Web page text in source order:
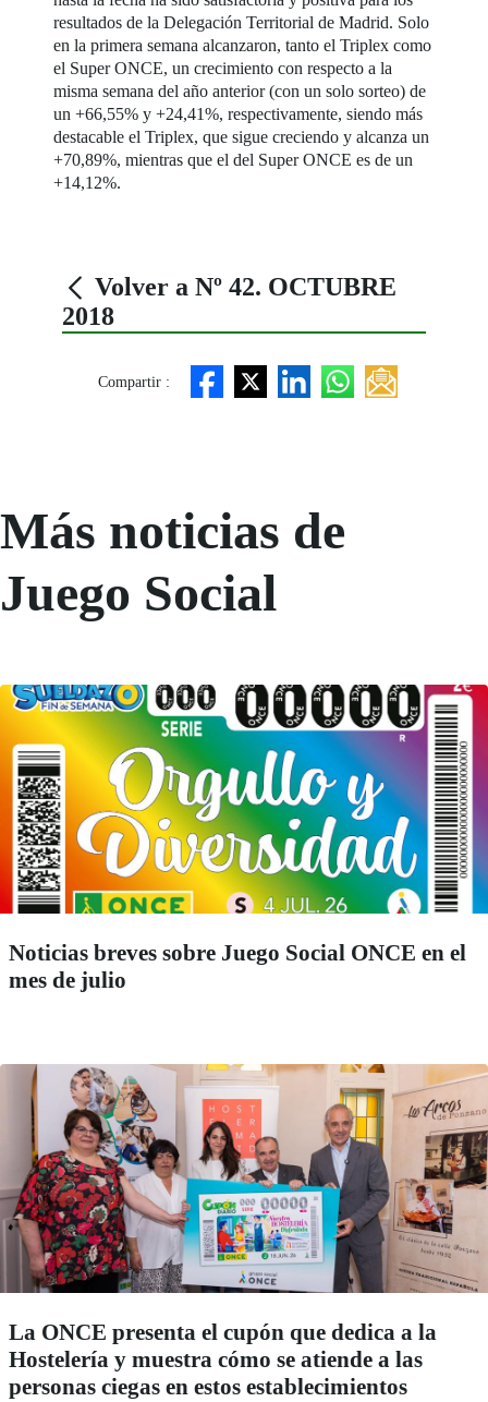
resultados de la Delegación Territorial de Madrid. Solo
en la primera semana alcanzaron, tanto el Triplex como
el Super ONCE, un crecimiento con respecto a la
misma semana del año anterior (con un solo sorteo) de
un +66,55% y +24,41%, respectivamente, siendo más
destacable el Triplex, que sigue creciendo y alcanza un
+70,89%, mientras que el del Super ONCE es de un
+14,12%.
Volver a Nº 42. OCTUBRE
2018
Compartir :
Más noticias de
Juego Social
Noticias breves sobre Juego Social ONCE en el
mes de julio
La ONCE presenta el cupón que dedica a la
Hostelería y muestra cómo se atiende a las
personas ciegas en estos establecimientos